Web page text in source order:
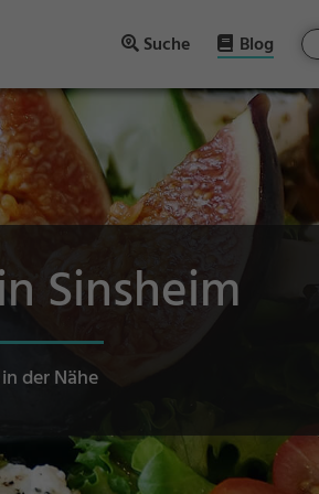
Suche Blog
Sinsheim
der Nähe